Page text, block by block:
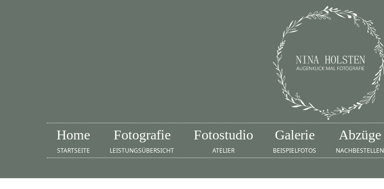
Home
STARTSEITE
Fotografie
LEISTUNGSÜBERSICHT
Fotostudio
ATELIER
Galerie
BEISPIELFOTOS
Abzüge
NACHBESTELLEN